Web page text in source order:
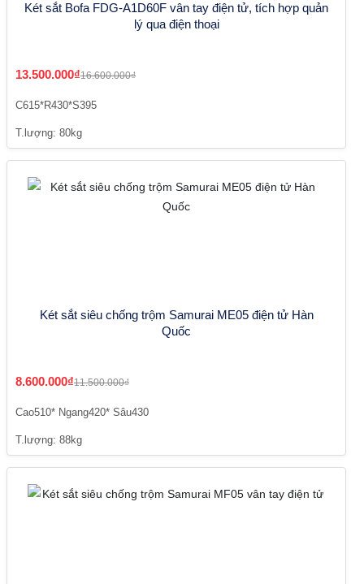
Két sắt Bofa FDG-A1D60F vân tay điện tử, tích hợp quản
lý qua điện thoại
13.500.000₫16.600.000₫
C615*R430*S395
T.lượng: 80kg
Két sắt siêu chống trộm Samurai ME05 điện tử Hàn
Quốc
8.600.000₫11.500.000₫
Cao510* Ngang420* Sâu430
T.lượng: 88kg